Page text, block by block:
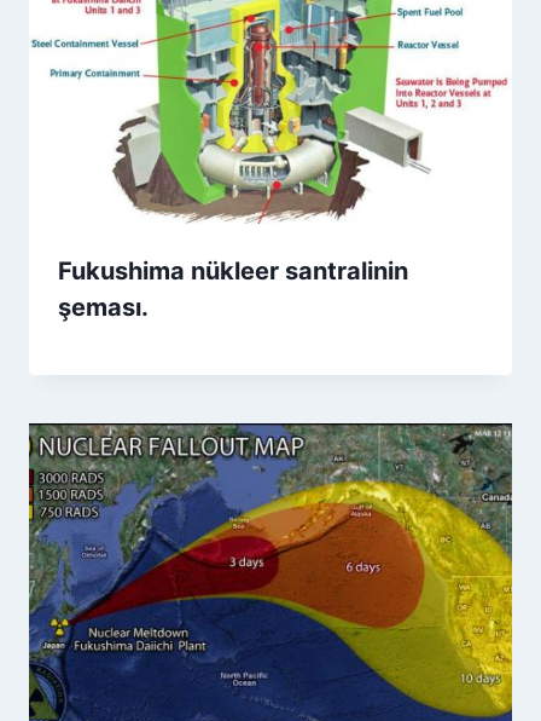
Fukushima nükleer santralinin
şeması.